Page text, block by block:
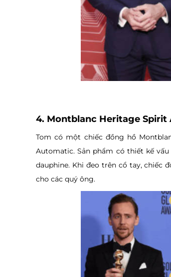
4. Montblanc Heritage
Tom có ​​một chiếc đồng hồ
Automatic. Sản phẩm có thiết kế
dauphine. Khi đeo trên cổ tay, chiếc
cho các quý ông.